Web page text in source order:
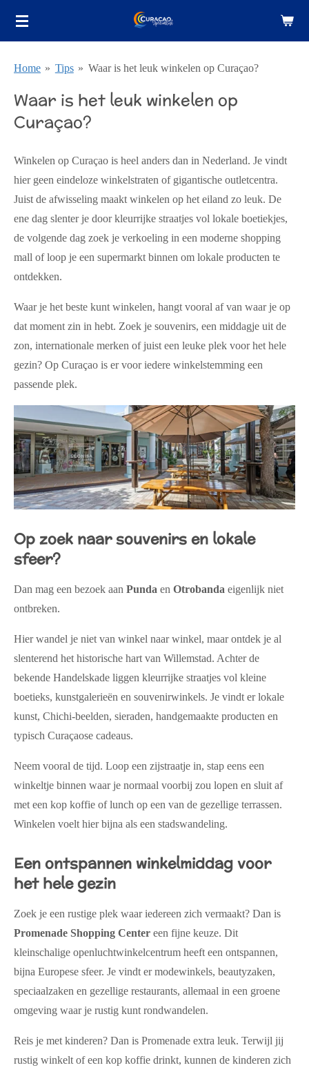
Ga
de
hoofdinhoud
Home » Tips » Waar is het leuk winkelen op Curaçao?
Waar is het leuk winkelen op
Curaçao?
Winkelen op Curaçao is heel anders dan in Nederland. Je vindt
hier geen eindeloze winkelstraten of gigantische outletcentra.
Juist de afwisseling maakt winkelen op het eiland zo leuk. De
ene dag slenter je door kleurrijke straatjes vol lokale boetiekjes,
de volgende dag zoek je verkoeling in een moderne shopping
mall of loop je een supermarkt binnen om lokale producten te
ontdekken.
Waar je het beste kunt winkelen, hangt vooral af van waar je op
dat moment zin in hebt. Zoek je souvenirs, een middagje uit de
zon, internationale merken of juist een leuke plek voor het hele
gezin? Op Curaçao is er voor iedere winkelstemming een
passende plek.
Op zoek naar souvenirs en lokale
sfeer?
Dan mag een bezoek aan Punda en Otrobanda eigenlijk niet
ontbreken.
Hier wandel je niet van winkel naar winkel, maar ontdek je al
slenterend het historische hart van Willemstad. Achter de
bekende Handelskade liggen kleurrijke straatjes vol kleine
boetieks, kunstgalerieën en souvenirwinkels. Je vindt er lokale
kunst, Chichi-beelden, sieraden, handgemaakte producten en
typisch Curaçaose cadeaus.
Neem vooral de tijd. Loop een zijstraatje in, stap eens een
winkeltje binnen waar je normaal voorbij zou lopen en sluit af
met een kop koffie of lunch op een van de gezellige terrassen.
Winkelen voelt hier bijna als een stadswandeling.
Een ontspannen winkelmiddag voor
het hele gezin
Zoek je een rustige plek waar iedereen zich vermaakt? Dan is
Promenade Shopping Center een fijne keuze. Dit
kleinschalige openluchtwinkelcentrum heeft een ontspannen,
bijna Europese sfeer. Je vindt er modewinkels, beautyzaken,
speciaalzaken en gezellige restaurants, allemaal in een groene
omgeving waar je rustig kunt rondwandelen.
Reis je met kinderen? Dan is Promenade extra leuk. Terwijl jij
rustig winkelt of een kop koffie drinkt, kunnen de kinderen zich